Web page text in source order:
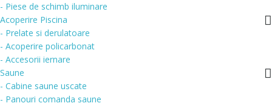
- Piese de schimb iluminare
Acoperire Piscina
- Prelate si derulatoare
- Acoperire policarbonat
- Accesorii iernare
Saune
- Cabine saune uscate
- Panouri comanda saune